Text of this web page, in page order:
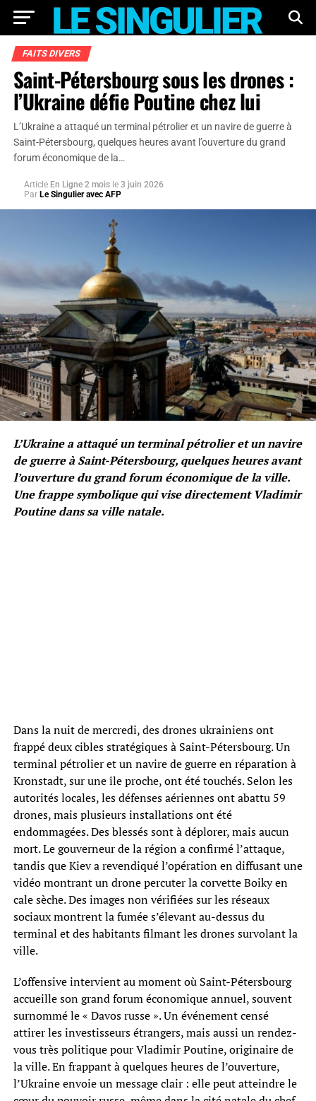
FAITS DIVERS
Saint-Pétersbourg sous les drones :
l’Ukraine défie Poutine chez lui
L’Ukraine a attaqué un terminal pétrolier et un navire de guerre à
Saint-Pétersbourg, quelques heures avant l’ouverture du grand
forum économique de la…
Article En Ligne 2 mois le 3 juin 2026
Par Le Singulier avec AFP
L’Ukraine a attaqué un terminal pétrolier et un navire
de guerre à Saint-Pétersbourg, quelques heures avant
l’ouverture du grand forum économique de la ville.
Une frappe symbolique qui vise directement Vladimir
Poutine dans sa ville natale.
Dans la nuit de mercredi, des drones ukrainiens ont
frappé deux cibles stratégiques à Saint-Pétersbourg. Un
terminal pétrolier et un navire de guerre en réparation à
Kronstadt, sur une île proche, ont été touchés. Selon les
autorités locales, les défenses aériennes ont abattu 59
drones, mais plusieurs installations ont été
endommagées. Des blessés sont à déplorer, mais aucun
mort. Le gouverneur de la région a confirmé l’attaque,
tandis que Kiev a revendiqué l’opération en diffusant une
vidéo montrant un drone percuter la corvette Boiky en
cale sèche. Des images non vérifiées sur les réseaux
sociaux montrent la fumée s’élevant au-dessus du
terminal et des habitants filmant les drones survolant la
ville.
L’offensive intervient au moment où Saint-Pétersbourg
accueille son grand forum économique annuel, souvent
surnommé le « Davos russe ». Un événement censé
attirer les investisseurs étrangers, mais aussi un rendez-
vous très politique pour Vladimir Poutine, originaire de
la ville. En frappant à quelques heures de l’ouverture,
l’Ukraine envoie un message clair : elle peut atteindre le